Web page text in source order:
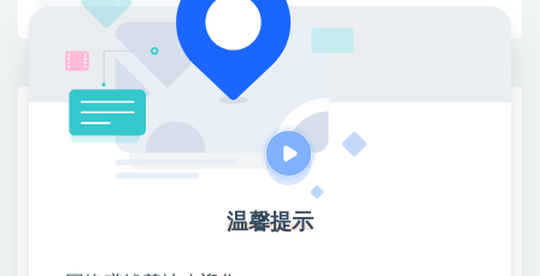
网赚基地简介
站长微信：无
❤本站：本站整合多方资源站，主要面向互联网创业
类&副业类，资源丰富 物超所值。
温馨提示